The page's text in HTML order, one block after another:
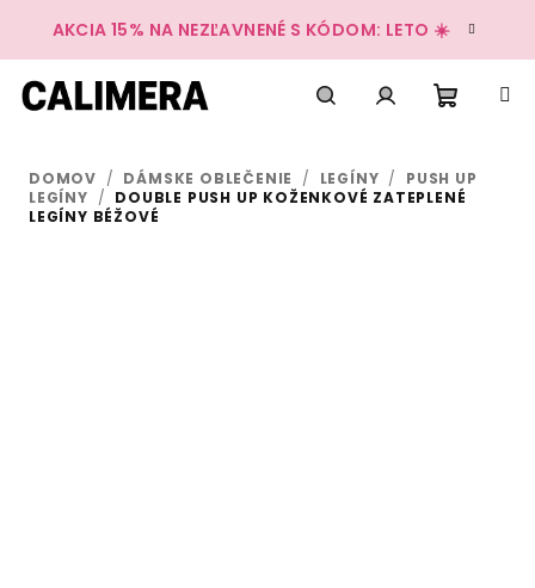
obsah
AKCIA 15% NA NEZĽAVNENÉ S KÓDOM: LETO ☀️
košík
DOMOV / DÁMSKE OBLEČENIE / LEGÍNY /
PUSH UP
LEGÍNY / DOUBLE PUSH UP KOŽENKOVÉ ZATEPLENÉ
LEGÍNY BÉŽOVÉ